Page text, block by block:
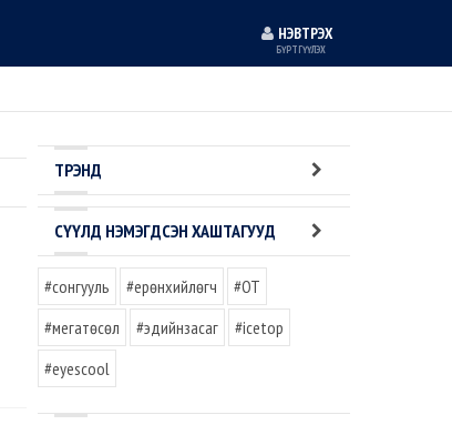
НЭВТРЭХ
БҮРТГҮҮЛЭХ
ТРЭНД
СҮҮЛД НЭМЭГДСЭН ХАШТАГУУД
#сонгууль #ерөнхийлөгч
#OT
#мегатөсөл
#эдийнзасаг
#icetop
#eyescool